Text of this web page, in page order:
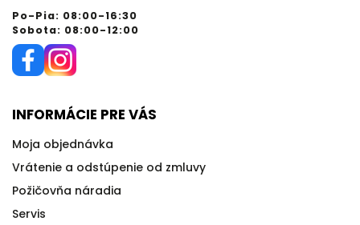
Po-Pia: 08:00-16:30
Sobota: 08:00-12:00
INFORMÁCIE PRE VÁS
Moja objednávka
Vrátenie a odstúpenie od zmluvy
Požičovňa náradia
Servis